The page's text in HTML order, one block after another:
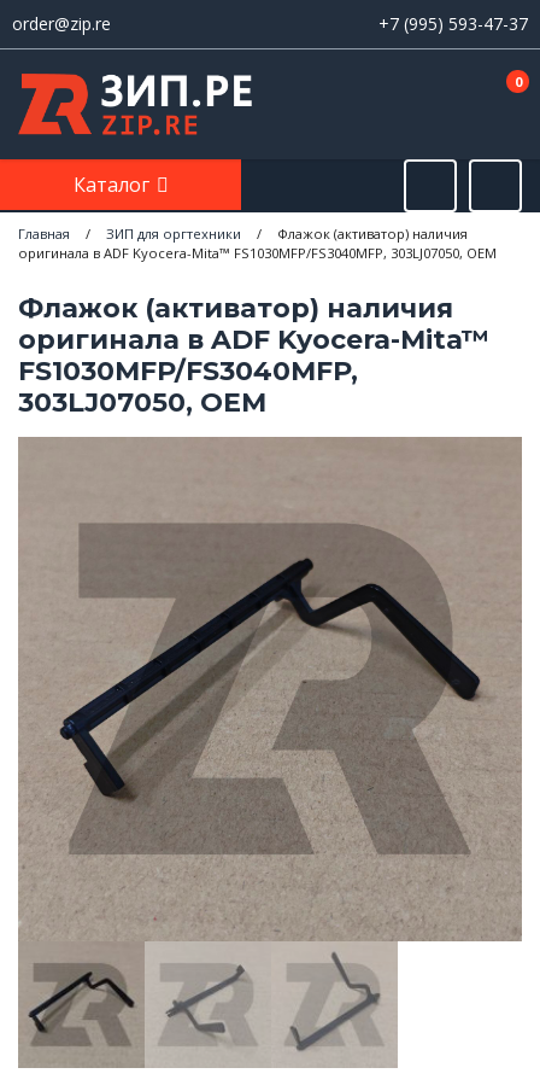
order@zip.re +7 (995) 593-47-37
0
Каталог
Главная / ЗИП для оргтехники /
Флажок (активатор) наличия
оригинала в ADF Kyocera-Mita™ FS1030MFP/FS3040MFP, 303LJ07050, OEM
Флажок (активатор) наличия
оригинала в ADF Kyocera-Mita™
FS1030MFP/FS3040MFP,
303LJ07050, OEM